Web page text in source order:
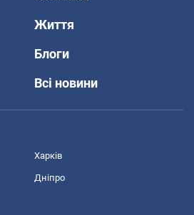
Життя
Блоги
Всі новини
Харків
Дніпро